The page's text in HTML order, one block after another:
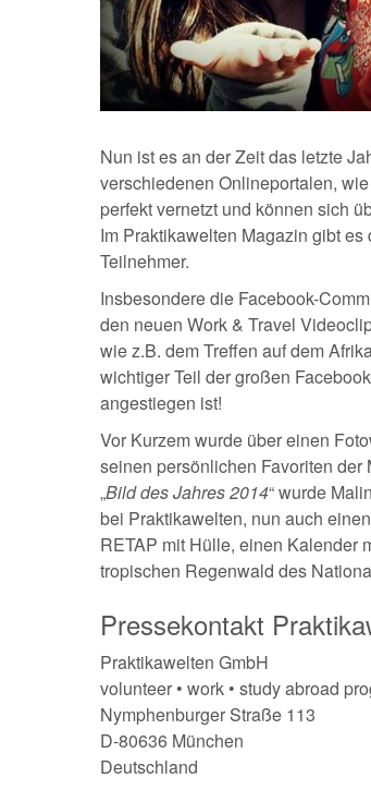
Nun ist es an der Zeit das letzte
verschiedenen Onlineportalen,
perfekt vernetzt und können sich
Im Praktikawelten Magazin gibt
Teilnehmer.
Insbesondere die Facebook-
den neuen Work & Travel
wie z.B. dem Treffen auf dem
wichtiger Teil der großen
angestiegen ist!
Vor Kurzem wurde über einen
seinen persönlichen Favoriten
„Bild des Jahres 2014“ wurde
bei Praktikawelten, nun auch
RETAP mit Hülle, einen Kalender
tropischen Regenwald des
Pressekontakt
Praktikawelten GmbH
volunteer • work • study abroad
Nymphenburger Straße 113
D-80636 München
Deutschland